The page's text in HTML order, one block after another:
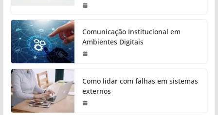
Comunicação Institucional em
Ambientes Digitais
Como lidar com falhas em sistemas
externos